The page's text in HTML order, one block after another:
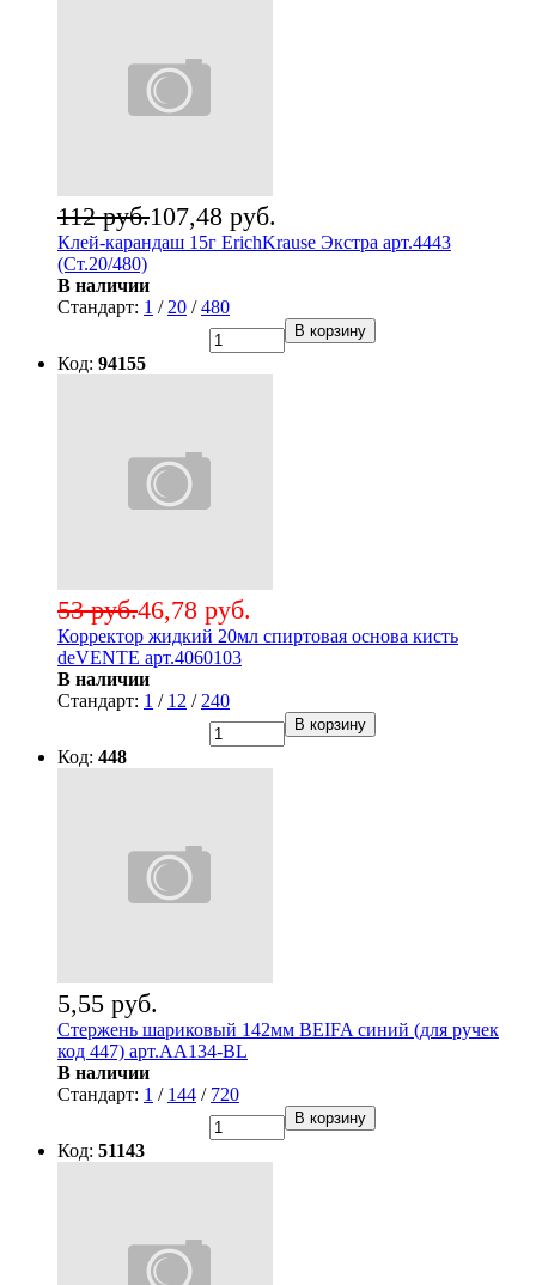
107,48 руб.
112 руб.
Клей-карандаш 15г ErichKrause Экстра арт.4443
(Ст.20/480)
В наличии
Стандарт: 1 / 20 /480
В корзину
Код: 94155
46,78 руб.
53 руб.
Корректор жидкий 20мл спиртовая основа кисть
deVENTE арт.4060103
В наличии
Стандарт: 1 / 12 / 240
В корзину
Код: 448
5,55 руб.
Стержень шариковый 142мм BEIFA синий (для ручек
код 447) арт.АА134-BL
В наличии
Стандарт: 1 / 144 / 720
В корзину
Код: 51143